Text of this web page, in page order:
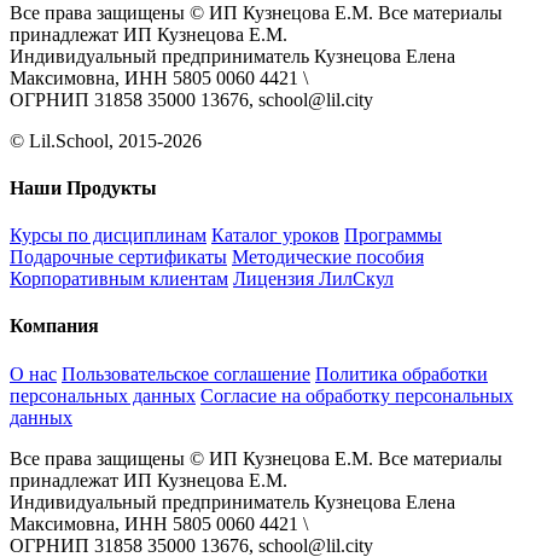
Все права защищены © ИП Кузнецова Е.М. Все материалы
принадлежат ИП Кузнецова Е.М.
Индивидуальный предприниматель Кузнецова Елена
Максимовна, ИНН 5805 0060 4421 \
ОГРНИП 31858 35000 13676, school@lil.city
© Lil.School, 2015‐2026
Наши Продукты
Курсы по дисциплинам Каталог уроков Программы
Подарочные сертификаты Методические пособия
Корпоративным клиентам Лицензия ЛилСкул
Компания
О нас Пользовательское соглашение Политика обработки
персональных данных Согласие на обработку персональных
данных
Все права защищены © ИП Кузнецова Е.М. Все материалы
принадлежат ИП Кузнецова Е.М.
Индивидуальный предприниматель Кузнецова Елена
Максимовна, ИНН 5805 0060 4421 \
ОГРНИП 31858 35000 13676, school@lil.city